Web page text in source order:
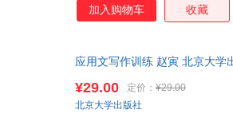
加入购物车 收藏
应用文写作训练 赵寅 北京大学
¥29.00 定价： ¥29.00
北京大学出版社